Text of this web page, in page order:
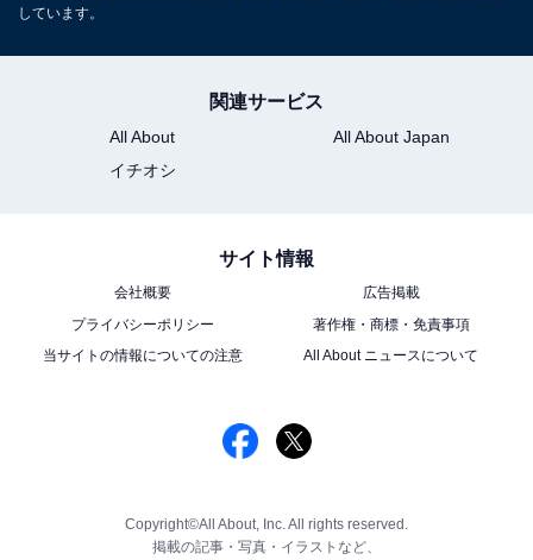
しています。
関連サービス
All About
All About Japan
イチオシ
サイト情報
会社概要
広告掲載
プライバシーポリシー
著作権・商標・免責事項
当サイトの情報についての注意
All About ニュースについて
Copyright©All About, Inc. All rights reserved.
掲載の記事・写真・イラストなど、